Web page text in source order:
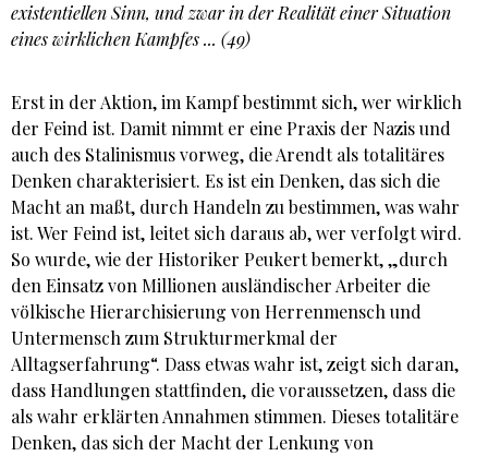
existentiellen Sinn, und zwar in der Realität einer Situation
eines wirklichen Kampfes ... (49)
Erst in der Aktion, im Kampf bestimmt sich, wer wirklich
der Feind ist. Damit nimmt er eine Praxis der Nazis und
auch des Stalinismus vorweg, die Arendt als totalitäres
Denken charakterisiert. Es ist ein Denken, das sich die
Macht an maßt, durch Handeln zu bestimmen, was wahr
ist. Wer Feind ist, leitet sich daraus ab, wer verfolgt wird.
So wurde, wie der Historiker Peukert bemerkt, „durch
den Einsatz von Millionen ausländischer Arbeiter die
völkische Hierarchisierung von Herrenmensch und
Untermensch zum Strukturmerkmal der
Alltagserfahrung“. Dass etwas wahr ist, zeigt sich daran,
dass Handlungen stattfinden, die voraussetzen, dass die
als wahr erklärten Annahmen stimmen. Dieses totalitäre
Denken, das sich der Macht der Lenkung von